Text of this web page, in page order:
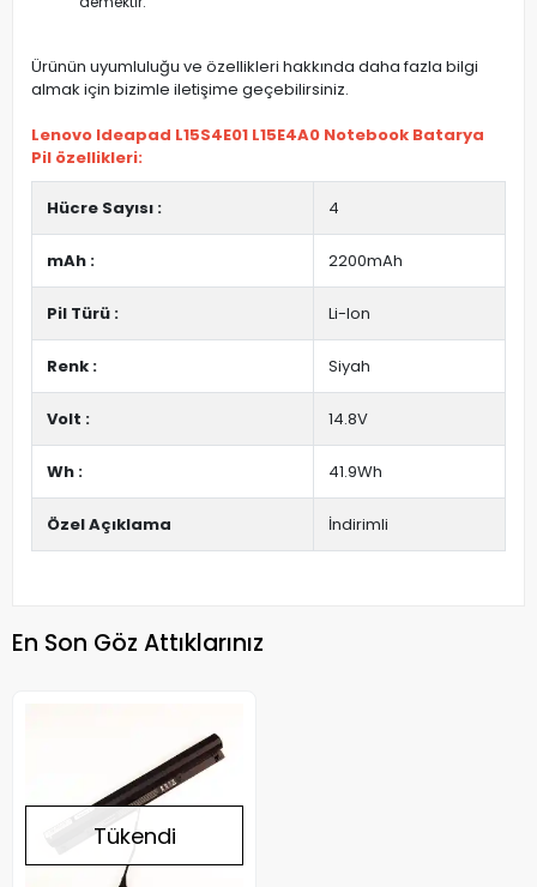
Ürünün uyumluluğu ve özellikleri hakkında daha fazla bilgi
almak için bizimle iletişime geçebilirsiniz.
Lenovo Ideapad L15S4E01 L15E4A0 Notebook Batarya
Pil özellikleri:
Hücre Sayısı : 4
mAh : 2200mAh
Pil Türü : Li-Ion
Renk : Siyah
Volt : 14.8V
Wh : 41.9Wh
Özel Açıklama İndirimli
En Son Göz Attıklarınız
Tükendi